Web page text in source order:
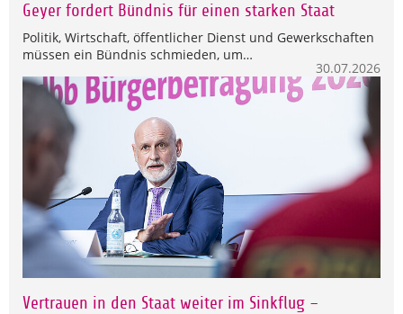
Geyer fordert Bündnis für einen starken Staat
Politik, Wirtschaft, öffentlicher Dienst und Gewerkschaften
müssen ein Bündnis schmieden, um…
30.07.2026
Vertrauen in den Staat weiter im Sinkflug –